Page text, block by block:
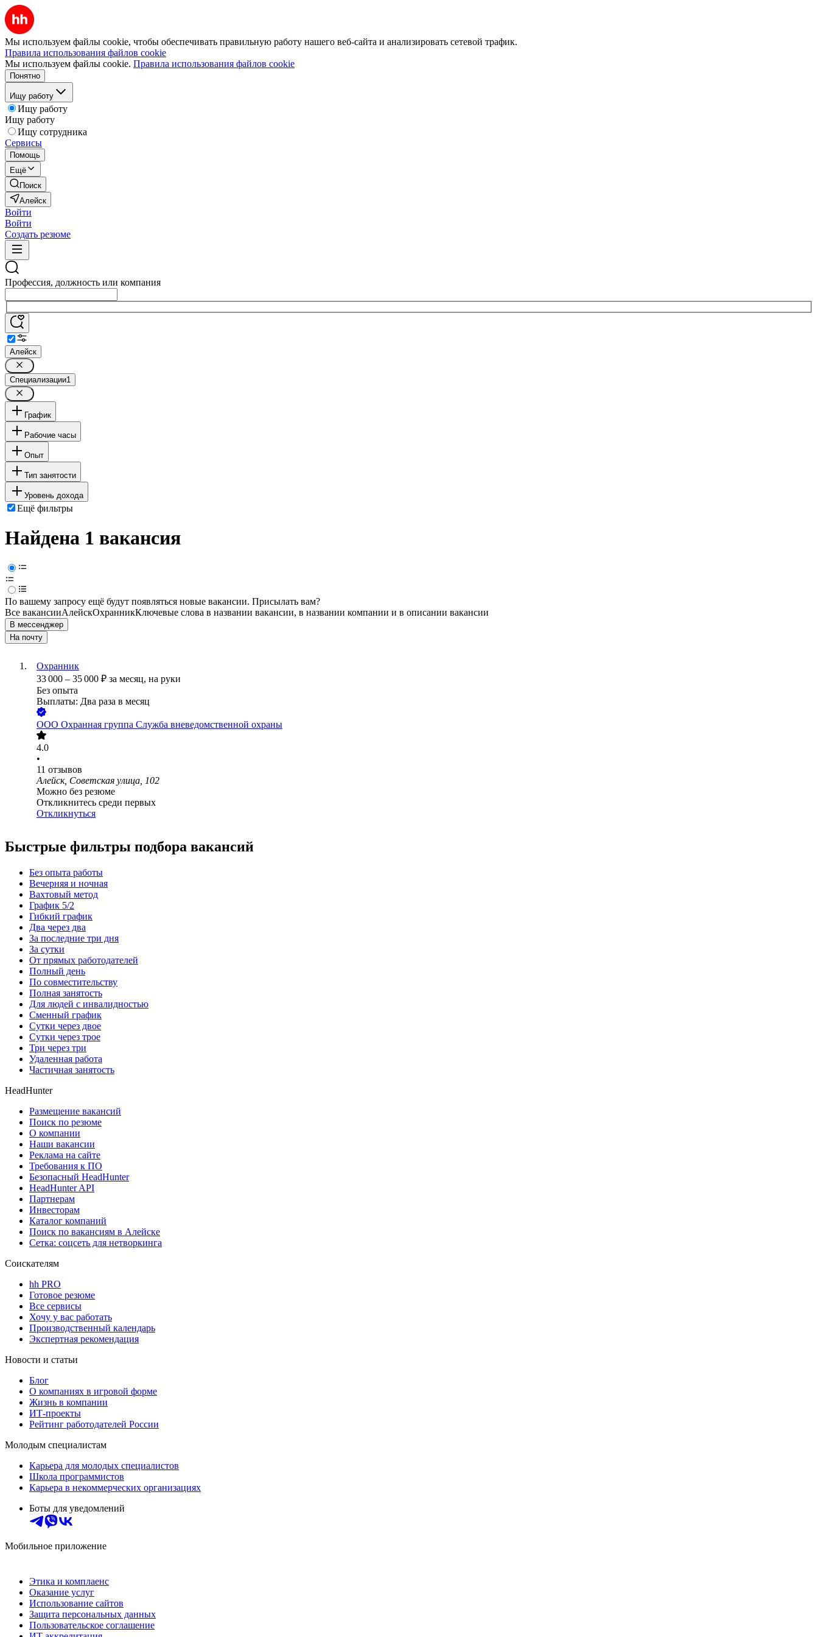
Мы используем файлы cookie, чтобы обеспечивать правильную работу нашего веб-сайта и анализировать сетевой трафик.
Правила использования файлов cookie
Мы используем файлы cookie. Правила использования файлов cookie
Понятно
Ищу работу
Ищу работу
Ищу работу
Ищу сотрудника
Сервисы
Помощь
Ещё
Поиск
Алейск
Войти
Войти
Создать резюме
Профессия, должность или компания
Алейск
Специализации1
График
Рабочие часы
Опыт
Тип занятости
Уровень дохода
Ещё фильтры
Найдена 1 вакансия
По вашему запросу ещё будут появляться новые вакансии. Присылать вам?
Все вакансииАлейскОхранникКлючевые слова в названии вакансии, в названии компании и в описании вакансии
В мессенджер
На почту
Охранник
33 000 – 35 000 ₽ за месяц, на руки
Без опыта
Выплаты: Два раза в месяц
ООО Охранная группа Служба вневедомственной охраны
4.0
•
11 отзывов
Алейск, Советская улица, 102
Можно без резюме
Откликнитесь среди первых
Откликнуться
Быстрые фильтры подбора вакансий
Без опыта работы
Вечерняя и ночная
Вахтовый метод
График 5/2
Гибкий график
Два через два
За последние три дня
За сутки
От прямых работодателей
Полный день
По совместительству
Полная занятость
Для людей с инвалидностью
Сменный график
Сутки через двое
Сутки через трое
Три через три
Удаленная работа
Частичная занятость
HeadHunter
Размещение вакансий
Поиск по резюме
О компании
Наши вакансии
Реклама на сайте
Требования к ПО
Безопасный HeadHunter
HeadHunter API
Партнерам
Инвесторам
Каталог компаний
Поиск по вакансиям в Алейске
Сетка: соцсеть для нетворкинга
Соискателям
hh PRO
Готовое резюме
Все сервисы
Хочу у вас работать
Производственный календарь
Экспертная рекомендация
Новости и статьи
Блог
О компаниях в игровой форме
Жизнь в компании
ИТ-проекты
Рейтинг работодателей России
Молодым специалистам
Карьера для молодых специалистов
Школа программистов
Карьера в некоммерческих организациях
Боты для уведомлений
Мобильное приложение
Этика и комплаенс
Оказание услуг
Использование сайтов
Защита персональных данных
Пользовательское соглашение